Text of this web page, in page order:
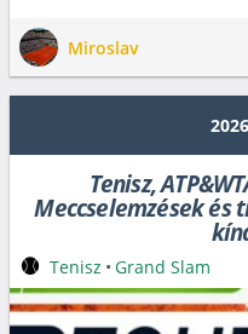
Miroslav
Tenisz,
Meccselemzések és
Tenisz • Grand Slam